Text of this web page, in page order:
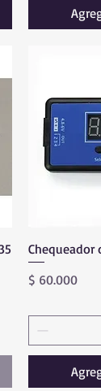
Chequeador
Precio
$ 60.000